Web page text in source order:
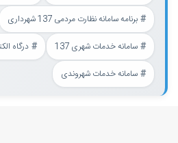
برنامه سامانه نظارت مردمی 137 شهرداری
سامانه خدمات شهری 137
درگاه
سامانه خدمات شهروندی